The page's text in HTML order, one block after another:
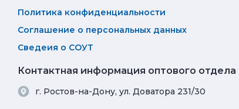
Политика конфиденциальности
Соглашение о персональных данных
Сведеия о СОУТ
Контактная информация оптового отдела
г. Ростов-на-Дону, ул. Доватора 231/30